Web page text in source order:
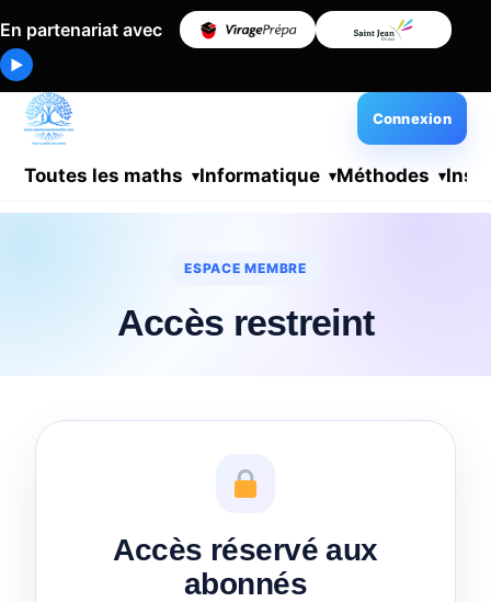
En partenariat avec
▶
Toutes les maths Informatique Méthodes
Connexion
ESPACE MEMBRE
Accès restreint
Accès réservé aux
abonnés